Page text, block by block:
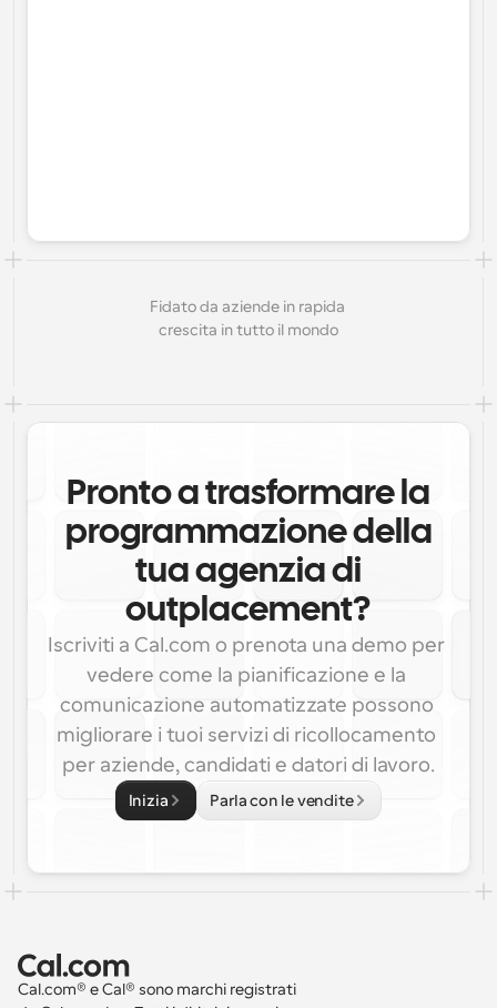
Fidato da aziende in rapida
crescita in tutto il mondo
Pronto a trasformare la
programmazione della
tua agenzia di
outplacement?
Iscriviti a Cal.com o prenota una demo per
vedere come la pianificazione e la
comunicazione automatizzate possono
migliorare i tuoi servizi di ricollocamento
per aziende, candidati e datori di lavoro.
Inizia Parla con le vendite
Cal.com® e Cal® sono marchi registrati